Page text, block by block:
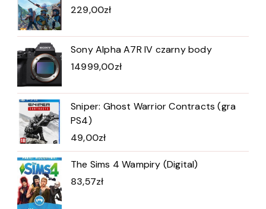
229,00zł
Sony Alpha A7R IV czarny body
14999,00zł
Sniper: Ghost Warrior Contracts (gra
PS4)
49,00zł
The Sims 4 Wampiry (Digital)
83,57zł